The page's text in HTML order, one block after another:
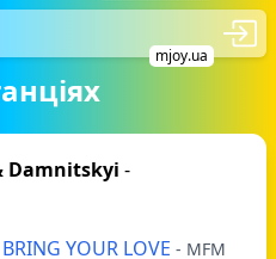
mjoy.ua
Damnitskyi -
BRING YOUR LOVE - MFM